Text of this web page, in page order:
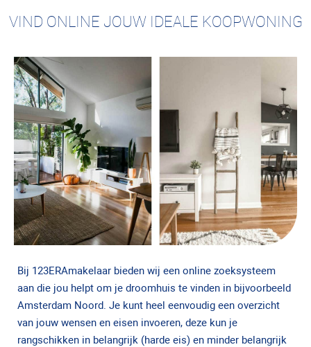
VIND ONLINE JOUW IDEALE KOOPWONING
Bij 123ERAmakelaar bieden wij een online zoeksysteem
aan die jou helpt om je droomhuis te vinden in bijvoorbeeld
Amsterdam Noord. Je kunt heel eenvoudig een overzicht
van jouw wensen en eisen invoeren, deze kun je
rangschikken in belangrijk (harde eis) en minder belangrijk